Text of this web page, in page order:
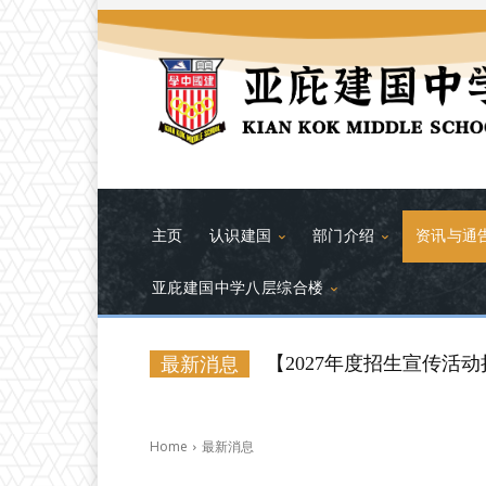
主页 认识建国 部门介绍 资讯与通
亚庇建国中学八层综合楼
最新消息 【2027年度招生宣传活动
【活动喜讯】2026年中
Home 最新消息